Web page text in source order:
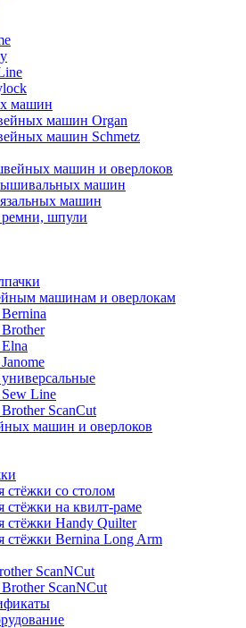
машин
машин Organ
машин Schmetz
машин и оверлоков
машин
машин
шпули
машинам и оверлокам
Line
ScanCut
машин и оверлоков
со столом
на квилт-раме
Handy Quilter
Bernina Long Arm
ScanNCut
ScanNCut